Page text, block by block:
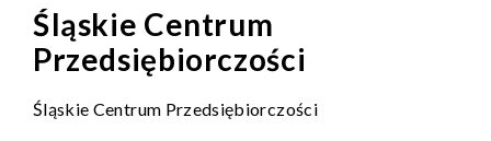
Śląskie Centrum
Przedsiębiorczości
Śląskie Centrum Przedsiębiorczości